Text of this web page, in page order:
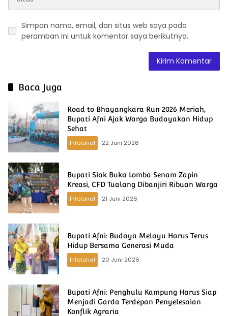
Simpan nama, email, dan situs web saya pada
peramban ini untuk komentar saya berikutnya.
Baca Juga
Road to Bhayangkara Run 2026 Meriah,
Bupati Afni Ajak Warga Budayakan Hidup
Sehat
Infotorial
22 Juni 2026
Bupati Siak Buka Lomba Senam Zapin
Kreasi, CFD Tualang Dibanjiri Ribuan Warga
Infotorial
21 Juni 2026
Bupati Afni: Budaya Melayu Harus Terus
Hidup Bersama Generasi Muda
Infotorial
20 Juni 2026
Bupati Afni: Penghulu Kampung Harus Siap
Menjadi Garda Terdepan Penyelesaian
Konflik Agraria